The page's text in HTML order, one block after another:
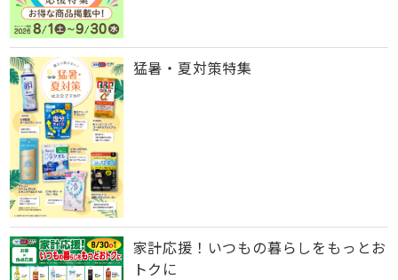
猛暑・夏対策特集
家計応援！いつもの暮らしをもっとお
トクに